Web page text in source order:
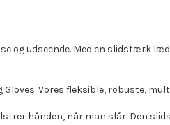
og udseende. Med en slidstærk
Gloves. Vores fleksible, robuste,
hånden, når man slår. Den